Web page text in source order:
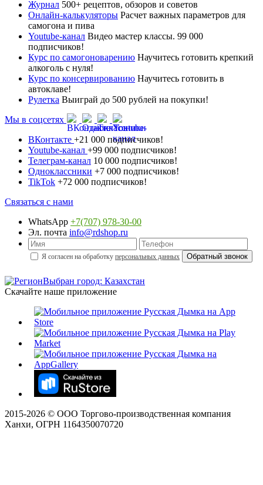
Журнал 500+ рецептов, обзоров и советов
Онлайн-калькуляторы Расчет важных параметров для
самогона и пива
Youtube-канал Видео мастер классы. 99 000
подписчиков!
Курс по самогоноварению Научитесь готовить крепкий
алкоголь с нуля!
Курс по консервированию Научитесь готовить в
автоклаве!
Рулетка Выиграй до 500 рублей на покупки!
Мы в соцсетях
ВКонтакте +21 000 подписчиков!
Youtube-канал +99 000 подписчиков!
Телеграм-канал 10 000 подписчиков!
Одноклассники +7 000 подписчиков!
TikTok +72 000 подписчиков!
Связаться с нами
WhatsApp +7(707) 978-30-00
Эл. почта info@rdshop.ru
Я согласен на обработку персональных данных
Выбран город: Казахстан
Скачайте наше приложение
2015-2026 © ООО Торгово-производственная компания
Ханхи, ОГРН 1164350070720